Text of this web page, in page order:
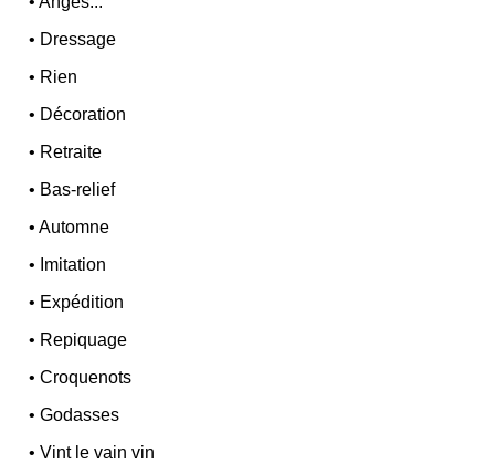
• Dressage
• Rien
• Décoration
• Retraite
• Bas-relief
•Automne
• Imitation
• Expédition
• Repiquage
•Croquenots
•Godasses
•Vint le vain vin